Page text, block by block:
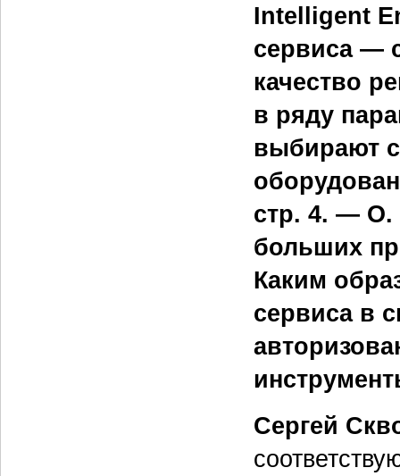
Intelligent
сервиса —
качест­во
в ряду
выбирают
стр. 4. — О.
больших
Каким
сервиса в
Сергей